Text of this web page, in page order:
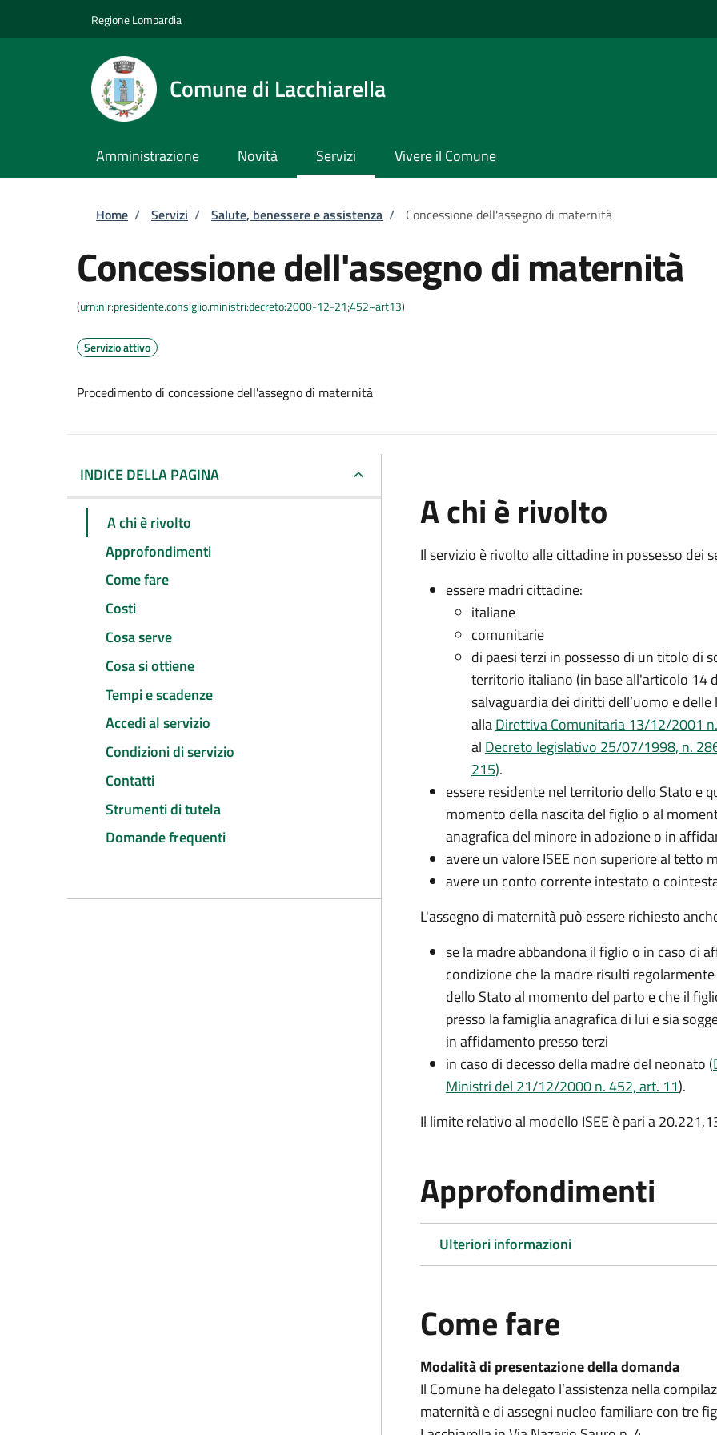
Regione Lombardia
Comune di Lacchiarella
Amministrazione Novità Servizi Vivere il Comune
Briciole di pane
Home / Servizi / Salute, benessere e assistenza / Concessione dell'assegno di maternità
Concessione dell'assegno di maternità
(urn:nir:presidente.consiglio.ministri:decreto:2000-12-21;452~art13)
Servizio attivo
Procedimento di concessione dell'assegno di maternità
INDICE DELLA PAGINA
A chi è rivolto
Approfondimenti
Come fare
Costi
Cosa serve
Cosa si ottiene
Tempi e scadenze
Accedi al servizio
Condizioni di servizio
Contatti
Strumenti di tutela
Domande frequenti
A chi è rivolto
Il servizio è rivolto alle cittadine in possesso dei
essere madri cittadine:
italiane
comunitarie
di paesi terzi in possesso di un titolo di
territorio italiano (in base all'articolo 14
salvaguardia dei diritti dell’uomo e
allaDirettiva Comunitaria 13/12/2001
al Decreto legislativo 25/07/1998, n.
215).
essere residente nel territorio dello Stato e
momento della nascita del figlio o al
anagrafica del minore in adozione o in
avere un valore ISEE non superiore al tetto
avere un conto corrente intestato o
L'assegno di maternità può essere richiesto
se la madre abbandona il figlio o in caso di
condizione che la madre risulti
dello Stato al momento del parto e che il
presso la famiglia anagrafica di lui e sia
in affidamento presso terzi
in caso di decesso della madre del neonato (
Ministri del 21/12/2000 n. 452, art. 11).
Il limite relativo al modello ISEE è pari a
Approfondimenti
Ulteriori informazioni
Come fare
Modalità di presentazione della domanda
Il Comune ha delegato l’assistenza nella
maternità e di assegni nucleo familiare con tre